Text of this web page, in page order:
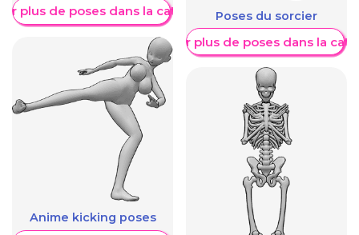
plus de poses dans la catégorie
Anime kicking poses
Poses du sorcier
Afficher plus de poses dans la